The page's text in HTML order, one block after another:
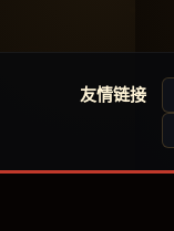
友情链接